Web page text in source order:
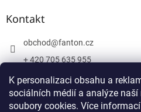
K personalizaci obsahu a
sociálních médií a analýze
soubory cookies. Více informací
Kontakt
obchod@fanton.cz
+ 420 705 635 955
+ 420 705 635 951